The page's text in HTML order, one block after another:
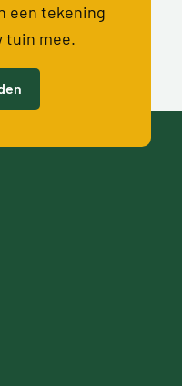
een tekening
tuin mee.